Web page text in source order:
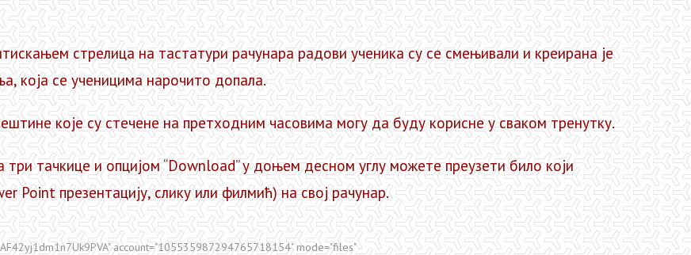
стрелица на тастатури рачунара радови ученика су се смењивали и креирана је
која се ученицима нарочито допала.
које су стечене на претходним часовима могу да буду корисне у сваком тренутку.
тачкице и опцијом “Download” у доњем десном углу можете преузети било који
Point презентацију, слику или филмић) на свој рачунар.
account="105535987294765718154" mode="files"